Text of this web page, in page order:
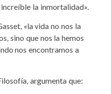
la inmortalidad».
«la vida no nos la
sino que nos la hemos
nos encontramos a
argumenta que: